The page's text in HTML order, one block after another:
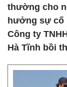
thường cho
hưởng sự cố
Công ty
Hà Tĩnh bồi